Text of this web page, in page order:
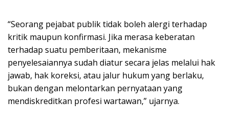
“Seorang pejabat publik tidak boleh alergi terhadap
kritik maupun konfirmasi. Jika merasa keberatan
terhadap suatu pemberitaan, mekanisme
penyelesaiannya sudah diatur secara jelas melalui hak
jawab, hak koreksi, atau jalur hukum yang berlaku,
bukan dengan melontarkan pernyataan yang
mendiskreditkan profesi wartawan,” ujarnya.